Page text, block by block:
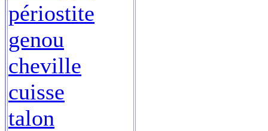
périostite
genou
cheville
cuisse
talon